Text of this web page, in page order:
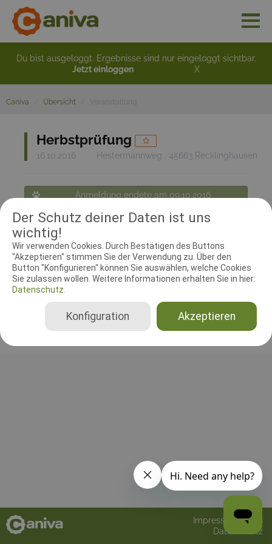
Der Schutz deiner Daten ist uns
wichtig!
Wir verwenden Cookies. Durch Bestätigen des Buttons
"Akzeptieren" stimmen Sie der Verwendung zu. Über den
Button "Konfigurieren" können Sie auswählen, welche Cookies
Sie zulassen wollen. Weitere Informationen erhalten Sie in hier:
Datenschutz.
Akzeptieren
Konfiguration
Du bist ausgeloggt. Ergebnisse sind nur eingeloggt sichtbar.
Jetzt einloggen
X
Caniva Übersicht
Herbstprüfung
16.10.2016 Hestermannweg , 45663 Recklinghausen
Anmeldung endete am 09.10.2016
Zurück zur Übersicht
RICHTER UND HELFER
Bisher wurden noch keine Richter oder Helfer eingetragen!
Impressum
AGB
Datenschutz